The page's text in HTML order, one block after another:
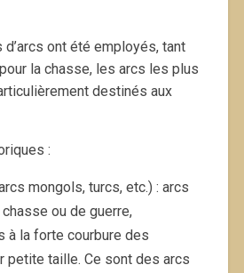
ont été employés, tant
la chasse, les arcs les plus
destinés aux
:
mongols, turcs, etc.) : arcs
ou de guerre,
à la forte courbure des
petite taille. Ce sont des arcs